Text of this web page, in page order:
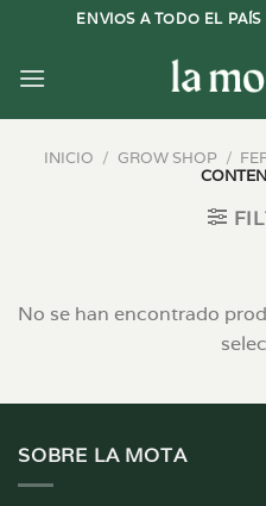
contenido
ENVIOS A TODO EL
INICIO / GROW SHOP /
No se han encontrado
SOBRE LA MOTA